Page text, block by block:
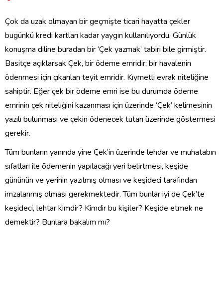
Çok da uzak olmayan bir geçmişte ticari hayatta çekler
bugünkü kredi kartları kadar yaygın kullanılıyordu. Günlük
konuşma diline buradan bir ‘Çek yazmak’ tabiri bile girmiştir.
Basitçe açıklarsak Çek, bir ödeme emridir; bir havalenin
ödenmesi için çıkarılan teyit emridir. Kıymetli evrak niteliğine
sahiptir. Eğer çek bir ödeme emri ise bu durumda ödeme
emrinin çek niteliğini kazanması için üzerinde ‘Çek’ kelimesinin
yazılı bulunması ve çekin ödenecek tutarı üzerinde göstermesi
gerekir.
Tüm bunların yanında yine Çek’in üzerinde lehdar ve muhatabın
sıfatları ile ödemenin yapılacağı yeri belirtmesi, keşide
gününün ve yerinin yazılmış olması ve keşideci tarafından
imzalanmış olması gerekmektedir. Tüm bunlar iyi de Çek’te
keşideci, lehtar kimdir? Kimdir bu kişiler? Keşide etmek ne
demektir? Bunlara bakalım mı?